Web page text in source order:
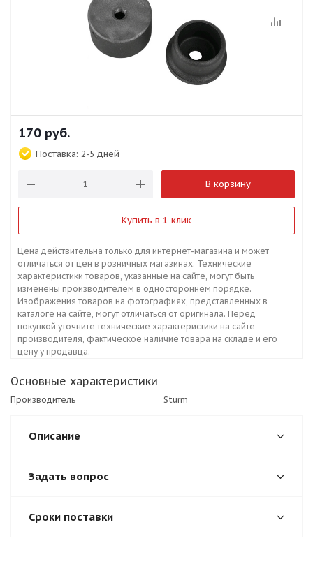
170 руб.
Поставка: 2-5 дней
В корзину
Купить в 1 клик
Цена действительна только для интернет-магазина и может
отличаться от цен в розничных магазинах. Технические
характеристики товаров, указанные на сайте, могут быть
изменены производителем в одностороннем порядке.
Изображения товаров на фотографиях, представленных в
каталоге на сайте, могут отличаться от оригинала. Перед
покупкой уточните технические характеристики на сайте
производителя, фактическое наличие товара на складе и его
цену у продавца.
Основные характеристики
Производитель Sturm
Описание
Задать вопрос
Сроки поставки